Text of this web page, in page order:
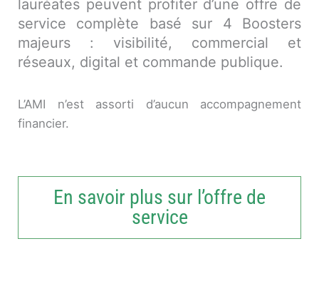
lauréates peuvent profiter d’une offre de
service complète basé sur 4 Boosters
majeurs : visibilité, commercial et
réseaux, digital et commande publique.
L’AMI n’est assorti d’aucun accompagnement
financier.
En savoir plus sur l’offre de
service